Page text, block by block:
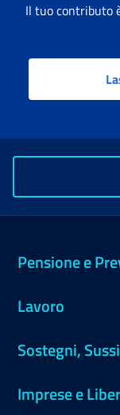
Il tuo contributo
Pensione e
Lavoro
Sostegni,
Imprese e